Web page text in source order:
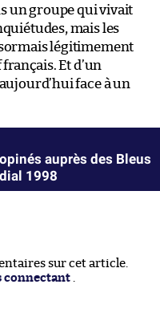
un groupe qui vivait
mais les
légitimement
Et d’un
face à un
auprès des Bleus
1998
sur cet article.
connectant .